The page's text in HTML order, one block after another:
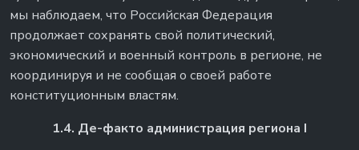
мы наблюдаем, что Российская Федерация
продолжает сохранять свой политический,
экономический и военный контроль в регионе, не
координируя и не сообщая о своей работе
конституционным властям.
1.4. Де-факто администрация региона I